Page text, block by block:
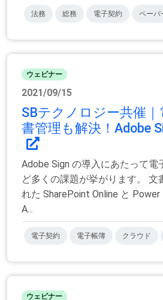
法務 総務 電子契約 ペーパ
ウェビナー
2021/09/15
SBテクノロジー共催
書管理も解決！Adobe
Adobe Sign の導入にあたって電
ど多くの課題が挙がります。 文
れた SharePoint Online と Power
A...
電子契約 電子帳簿 クラウド
ウェビナー